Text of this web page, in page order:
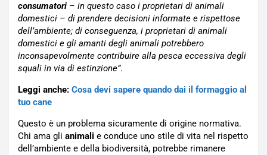
consumatori – in questo caso i proprietari di animali
domestici – di prendere decisioni informate e rispettose
dell’ambiente; di conseguenza, i proprietari di animali
domestici e gli amanti degli animali potrebbero
inconsapevolmente contribuire alla pesca eccessiva degli
squali in via di estinzione”.
Leggi anche: Cosa devi sapere quando dai il formaggio al
tuo cane
Questo è un problema sicuramente di origine normativa.
Chi ama gli animali e conduce uno stile di vita nel rispetto
dell’ambiente e della biodiversità, potrebbe rimanere